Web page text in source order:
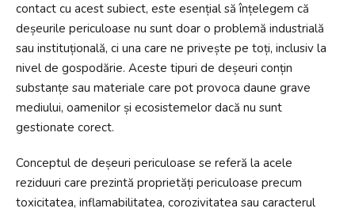
contact cu acest subiect, este esențial să înțelegem că
deșeurile periculoase nu sunt doar o problemă industrială
sau instituțională, ci una care ne privește pe toți, inclusiv la
nivel de gospodărie. Aceste tipuri de deșeuri conțin
substanțe sau materiale care pot provoca daune grave
mediului, oamenilor și ecosistemelor dacă nu sunt
gestionate corect.
Conceptul de deșeuri periculoase se referă la acele
reziduuri care prezintă proprietăți periculoase precum
toxicitatea, inflamabilitatea, corozivitatea sau caracterul